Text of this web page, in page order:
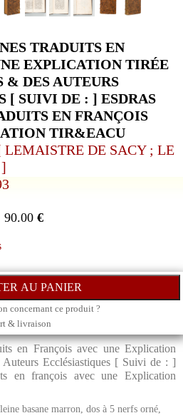
TRADUITS EN
EXPLICATION TIRÉE
& DES AUTEURS
[ SUIVI DE : ] ESDRAS
EN FRANÇOIS
TIR&EACU
LEMAISTRE DE SACY ; LE
90.00€
concernant ce produit ?
& livraison
en François avec une Explication
Auteurs Ecclésiastiques [ Suivi de : ]
en françois avec une Explication
basane marron, dos à 5 nerfs orné,